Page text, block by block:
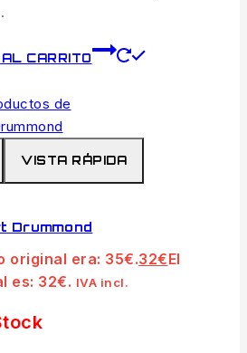
CARRITO
de
VISTA RÁPIDA
Drummond
original era: 35€.32€El
es: 32€. IVA incl.